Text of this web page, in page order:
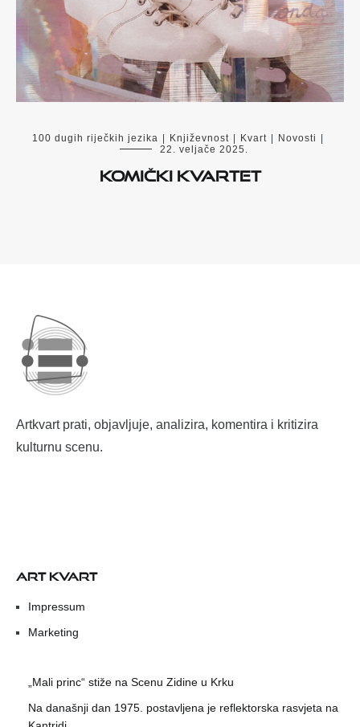
100 dugih riječkih jezika Književnost Kvart Novosti
22. veljače 2025.
Komički kvartet
Artkvart prati, objavljuje, analizira, komentira i kritizira
kulturnu scenu.
ART KVART
Impressum
Marketing
„Mali princ“ stiže na Scenu Zidine u Krku
Na današnji dan 1975. postavljena je reflektorska rasvjeta na